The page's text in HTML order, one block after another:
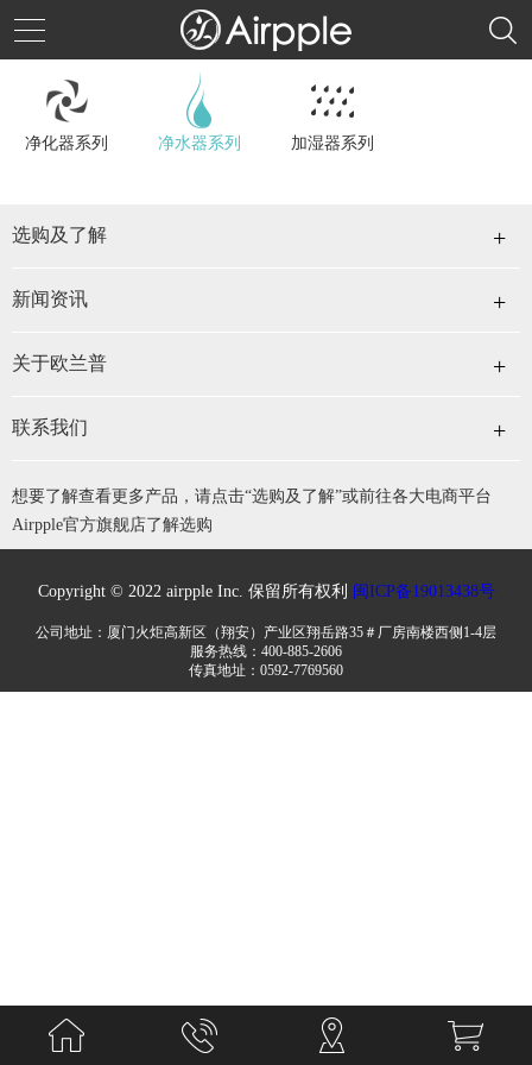
净化器系列 净水器系列 加湿器系列
选购及了解
新闻资讯
关于欧兰普
联系我们
想要了解查看更多产品，请点击“选购及了解”或前往各大电商平台
Airpple官方旗舰店了解选购
Copyright © 2022 airpple Inc. 保留所有权利 闽ICP备19013438号
公司地址：厦门火炬高新区（翔安）产业区翔岳路35＃厂房南楼西侧1-4层
服务热线：400-885-2606
传真地址：0592-7769560